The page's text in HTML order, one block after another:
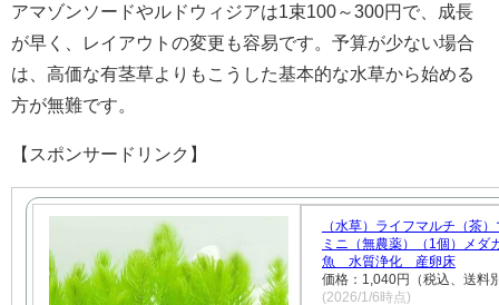
アマゾンソードやルドウィジアは1束100～300円で、成長
が早く、レイアウトの変更も容易です。予算が少ない場合
は、高価な有茎草よりもこうした基本的な水草から始める
方が無難です。
【スポンサードリンク】
（水草）ライフマルチ（茶
ミニ（無農薬）（1個）メ
魚 水質浄化 産卵床
価格：1,040円（税込、送料
(2026/1/6時点)